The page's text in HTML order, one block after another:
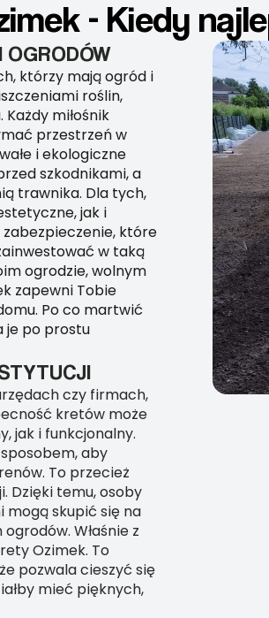
- Kiedy
OGRODÓW
którzy mają ogród i
roślin,
miłośnik
przestrzeń w
i ekologiczne
szkodnikami, a
trawnika. Dla tych,
jak i
które
w taką
ogrodzie, wolnym
zapewni Tobie
Po co martwić
je po prostu
czy firmach,
kretów może
jak i funkcjonalny.
aby
To przecież
Dzięki temu, osoby
mogą skupić się na
Właśnie z
Ozimek. To
pozwala cieszyć się
mieć pięknych,